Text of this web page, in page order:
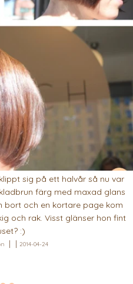
sig på ett halvår så nu var
färg med maxad glans
bort och en kortare page kom
och rak. Visst glänser hon fint
:)
2014-04-24